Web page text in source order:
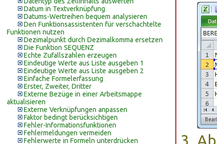
Datum in Textverknüpfung
Datums-Wertreihen bequem analysieren
Den Funktionsassistenten für verschachtelte
Funktionen nutzen
Dezimalpunkt durch Dezimalkomma ersetzen
Die Funktion SEQUENZ
Echte Zufallszahlen erzeugen
Eindeutige Werte aus Liste ausgeben 1
Eindeutige Werte aus Liste ausgeben 2
Einfache Formelerfassung
Erster, Zweiter, Dritter
Externe Bezüge in einer Arbeitsmappe
aktualisieren
Externe Verknüpfungen anpassen
Faktor bedingt berücksichtigen
Fehler-Informationsfunktionen
Fehlermeldungen vermeiden
Fehlerwerte in Formeln unterdrücken